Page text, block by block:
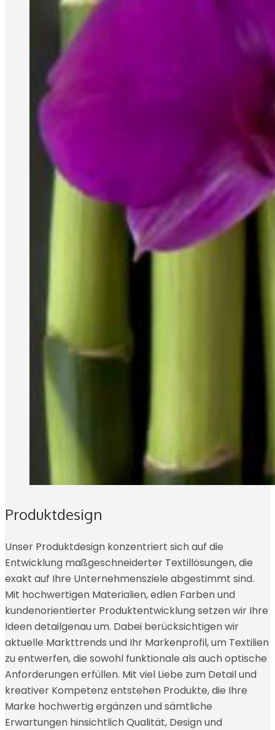
Produktdesign
Unser Produktdesign konzentriert sich auf die
Entwicklung maßgeschneiderter Textillösungen, die
exakt auf Ihre Unternehmensziele abgestimmt sind.
Mit hochwertigen Materialien, edlen Farben und
kundenorientierter Produktentwicklung setzen wir Ihre
Ideen detailgenau um. Dabei berücksichtigen wir
aktuelle Markttrends und Ihr Markenprofil, um Textilien
zu entwerfen, die sowohl funktionale als auch optische
Anforderungen erfüllen. Mit viel Liebe zum Detail und
kreativer Kompetenz entstehen Produkte, die Ihre
Marke hochwertig ergänzen und sämtliche
Erwartungen hinsichtlich Qualität, Design und